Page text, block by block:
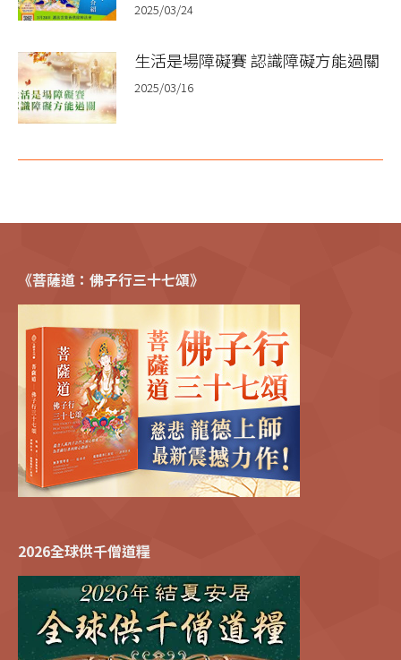
2025/03/24
生活是場障礙賽 認識障礙方能過關
2025/03/16
《菩薩道：佛子行三十七頌》
2026全球供千僧道糧